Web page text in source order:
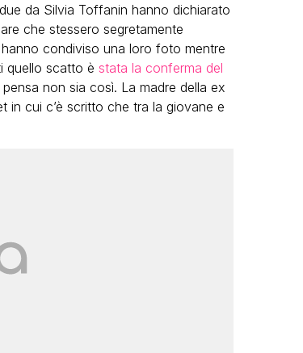
da Silvia Toffanin hanno dichiarato
che stessero segretamente
condiviso una loro foto mentre
quello scatto è stata la conferma del
non sia così. La madre della ex
in cui c’è scritto che tra la giovane e